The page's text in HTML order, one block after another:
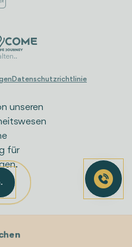
Datenschutzrichtlinie
unseren
für